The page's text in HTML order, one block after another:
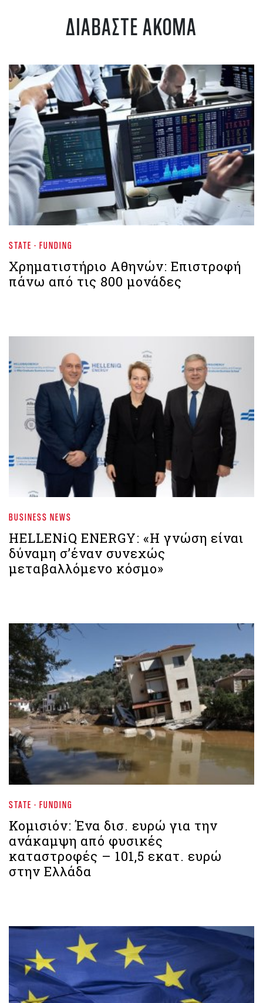
ΔΙΑΒΑΣΤΕ ΑΚΟΜΑ
STATE - FUNDING
Χρηματιστήριο Αθηνών: Eπιστροφή
πάνω από τις 800 μονάδες
BUSINESS NEWS
HELLENiQ ENERGY: «Η γνώση είναι
δύναμη σ’έναν συνεχώς
μεταβαλλόμενο κόσμο»
STATE - FUNDING
Κομισιόν: Ένα δισ. ευρώ για την
ανάκαμψη από φυσικές
καταστροφές – 101,5 εκατ. ευρώ
στην Ελλάδα